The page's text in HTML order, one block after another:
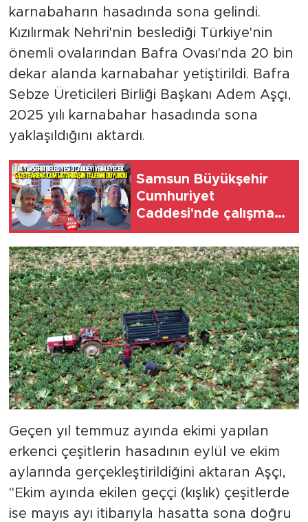
karnabaharın hasadında sona gelindi.
Kızılırmak Nehri'nin beslediği Türkiye'nin
önemli ovalarından Bafra Ovası'nda 20 bin
dekar alanda karnabahar yetiştirildi. Bafra
Sebze Üreticileri Birliği Başkanı Adem Aşçı,
2025 yılı karnabahar hasadında sona
yaklaşıldığını aktardı.
Samsun Büyükşehir
Cumhuriyet
Caddesi'nde çalışma
başlattı
Geçen yıl temmuz ayında ekimi yapılan
erkenci çeşitlerin hasadının eylül ve ekim
aylarında gerçekleştirildiğini aktaran Aşçı,
"Ekim ayında ekilen geççi (kışlık) çeşitlerde
ise mayıs ayı itibarıyla hasatta sona doğru